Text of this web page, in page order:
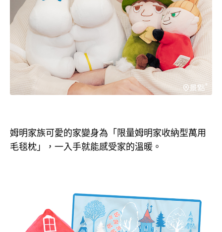
姆明家族可愛的家變身為「限量姆明家收納型萬用
毛毯枕」，一入手就能感受家的溫暖。